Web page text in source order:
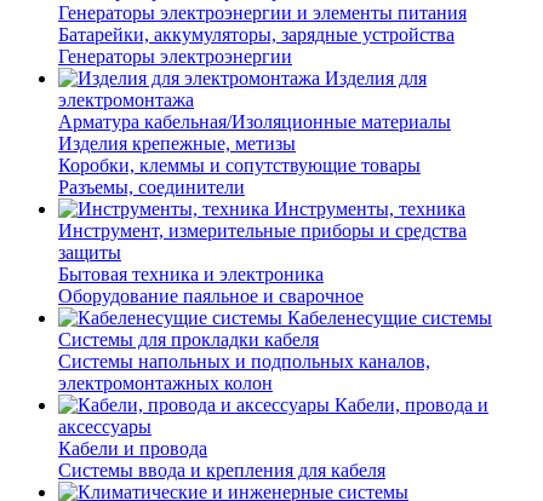
Генераторы электроэнергии и элементы питания
Батарейки, аккумуляторы, зарядные устройства
Генераторы электроэнергии
Изделия для
электромонтажа
Арматура кабельная/Изоляционные материалы
Изделия крепежные, метизы
Коробки, клеммы и сопутствующие товары
Разъемы, соединители
Инструменты, техника
Инструмент, измерительные приборы и средства
защиты
Бытовая техника и электроника
Оборудование паяльное и сварочное
Кабеленесущие системы
Системы для прокладки кабеля
Системы напольных и подпольных каналов,
электромонтажных колон
Кабели, провода и
аксессуары
Кабели и провода
Системы ввода и крепления для кабеля